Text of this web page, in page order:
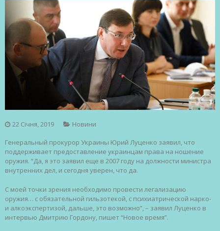
22 Січня, 2019 Новини
Генеральный прокурор Украины Юрий Луценко заявил, что
поддерживает предоставление украинцам права на ношение
оружия. “Да, я это заявил еще в 2007 году на должности министра
внутренних дел, и сегодня уверен, что да.
С моей точки зрения необходимо провести легализацию
оружия… с обязательной гильзотекой, с психиатрической нарко-
и алкоэкспертизой, дальше, это возможно”, – заявил Луценко в
интервью Дмитрию Гордону, пишет “Новое время”.